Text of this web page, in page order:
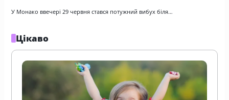
У Монако ввечері 29 червня стався потужний вибух біля…
Цікаво